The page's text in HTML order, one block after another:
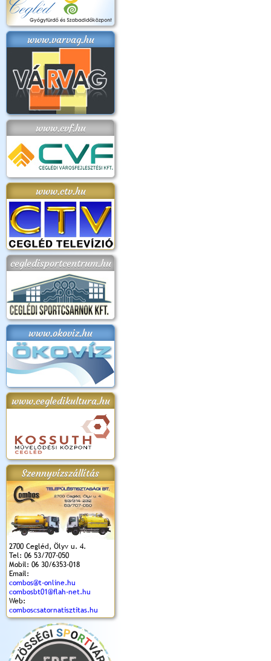
www.varvag.hu
www.cvf.hu
www.ctv.hu
cegledisportcentrum.hu
www.okoviz.hu
www.cegledikultura.hu
Szennyvízszállítás
2700 Cegléd, Ölyv u. 4.
Tel: 06 53/707-050
Mobil: 06 30/6353-018
Email:
combos@t-online.hu
combosbt01@flah-net.hu
Web:
comboscsatornatisztitas.hu
2018.
Kossuth Toborzó
Ünnepély
Szent István Ünnepe
(2017. 08. 20.)